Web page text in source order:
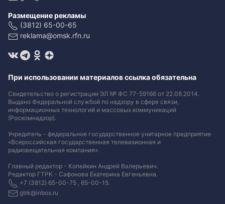
Размещение рекламы
(3812) 65-00-65
reklama@omsk.rfn.ru
При использовании материалов ссылка обязательна
Свидетельство о регистрации ЭЛ № ФС 77-59166 от 22.08.2014.
Выдано Федеральной службой по надзору в сфере связи,
информационных технологий и массовых коммуникаций
(Роскомнадзор).
Учредитель - федеральное государственное унитарное предприятие
«Всероссийская государственная телевизионная и
радиовещательная компания».
Главный редактор - Копейкин Андрей Валерьевич.
Редактор ГТРК - Сафонова Екатерина Евгеньевна.
+7 (3812) 65-00-75 , 65-00-15.
gtrk@inbox.ru